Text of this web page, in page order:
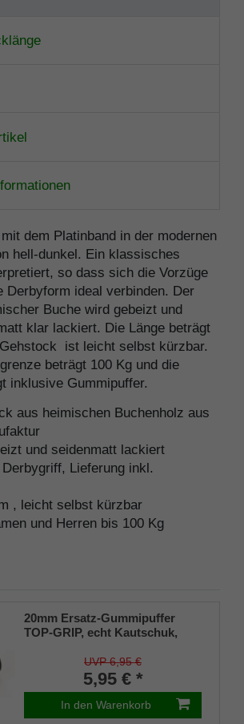
dem Platinband in der modernen
hell-dunkel. Ein klassisches
so dass sich die Vorzüge
Derbyform ideal verbinden. Der
Buche wird gebeizt und
klar lackiert. Die Länge beträgt
ist leicht selbst kürzbar.
beträgt 100 Kg und die
inklusive Gummipuffer.
aus heimischen Buchenholz aus
und seidenmatt lackiert
Lieferung inkl.
, leicht selbst kürzbar
und Herren bis 100 Kg
20mm Ersatz-Gummipuffer
TOP-GRIP, echt Kautschuk,
UVP 6,95 €
5,95 € *
In den Warenkorb